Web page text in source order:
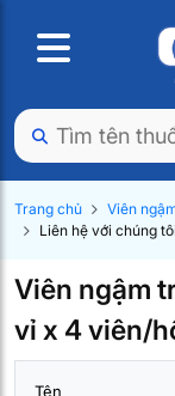
Trang chủ
Viên
Liên hệ với chúng tôi
Viên ngậm
vỉ x 4 viên/
Tên